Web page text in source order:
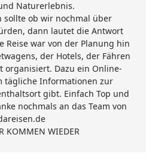
Naturerlebnis.
sollte ob wir nochmal über
dann lautet die Antwort
Reise war von der Planung hin
der Hotels, der Fähren
organisiert. Dazu ein Online-
tägliche Informationen zur
gibt. Einfach Top und
nochmals an das Team von
KOMMEN WIEDER